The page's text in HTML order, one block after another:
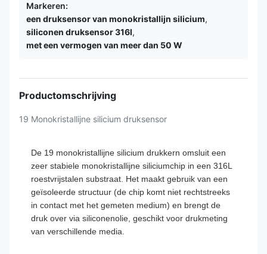
Markeren:
een druksensor van monokristallijn silicium,
siliconen druksensor 316l,
met een vermogen van meer dan 50 W
Productomschrijving
19 Monokristallijne silicium druksensor
De 19 monokristallijne silicium drukkern omsluit een
zeer stabiele monokristallijne siliciumchip in een 316L
roestvrijstalen substraat. Het maakt gebruik van een
geïsoleerde structuur (de chip komt niet rechtstreeks
in contact met het gemeten medium) en brengt de
druk over via siliconenolie, geschikt voor drukmeting
van verschillende media.